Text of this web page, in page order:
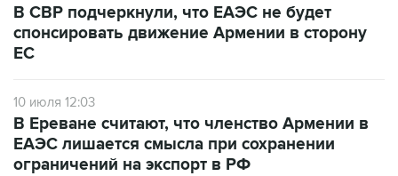
В СВР подчеркнули, что ЕАЭС не будет
спонсировать движение Армении в сторону
ЕС
10 июля 12:03
В Ереване считают, что членство Армении в
ЕАЭС лишается смысла при сохранении
ограничений на экспорт в РФ